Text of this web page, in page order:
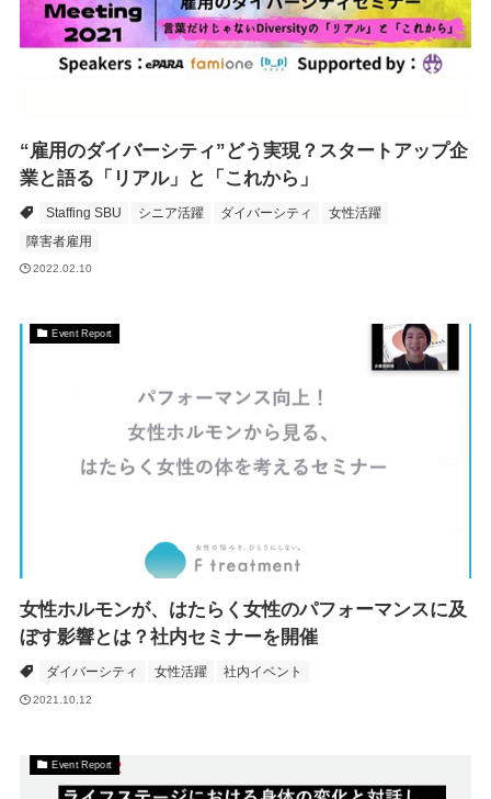
“雇用のダイバーシティ”どう実現？スタートアップ企
業と語る「リアル」と「これから」
Staffing SBU シニア活躍 ダイバーシティ
女性活躍
障害者雇用
2022.02.10
Event Report
女性ホルモンが、はたらく女性のパフォーマンスに及
ぼす影響とは？社内セミナーを開催
ダイバーシティ 女性活躍 社内イベント
2021.10.12
Event Report